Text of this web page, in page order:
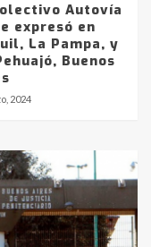
Autovía
expresó en
La Pampa, y
Buenos
2024
falleció un